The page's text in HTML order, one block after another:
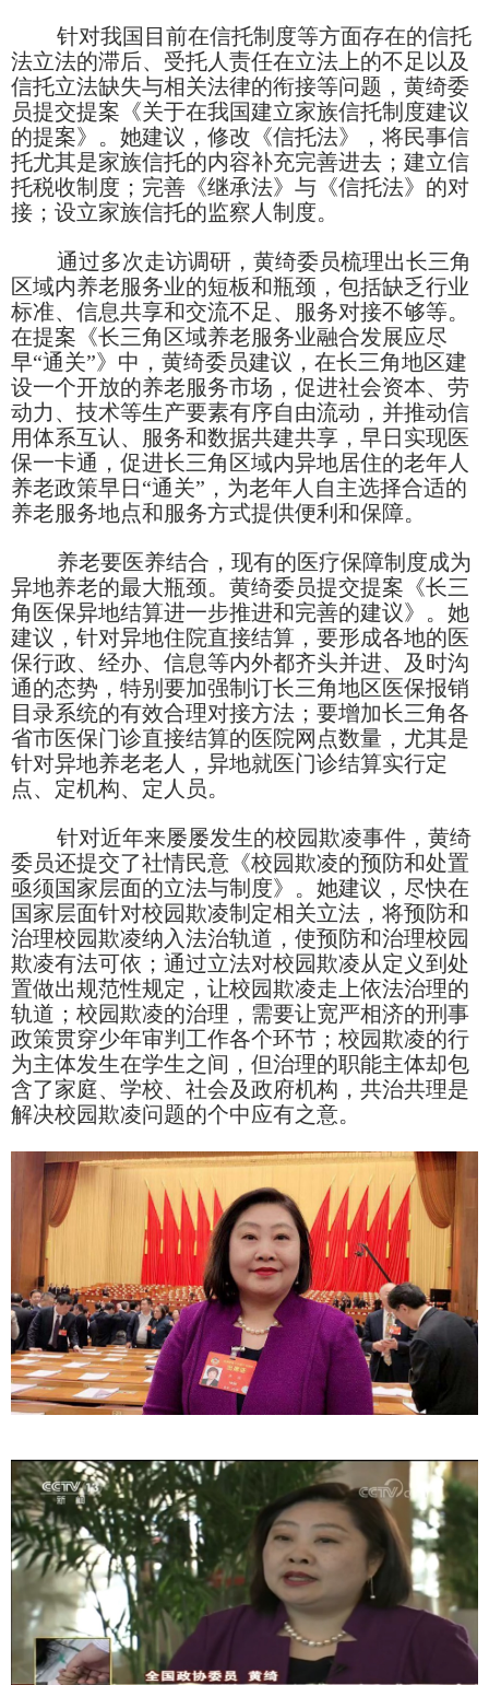
针对我国目前在信托制度等方面存在的信托
法立法的滞后、受托人责任在立法上的不足以及
信托立法缺失与相关法律的衔接等问题，黄绮委
员提交提案《关于在我国建立家族信托制度建议
的提案》。她建议，修改《信托法》，将民事信
托尤其是家族信托的内容补充完善进去；建立信
托税收制度；完善《继承法》与《信托法》的对
接；设立家族信托的监察人制度。
通过多次走访调研，黄绮委员梳理出长三角
区域内养老服务业的短板和瓶颈，包括缺乏行业
标准、信息共享和交流不足、服务对接不够等。
在提案《长三角区域养老服务业融合发展应尽
早“通关”》中，黄绮委员建议，在长三角地区建
设一个开放的养老服务市场，促进社会资本、劳
动力、技术等生产要素有序自由流动，并推动信
用体系互认、服务和数据共建共享，早日实现医
保一卡通，促进长三角区域内异地居住的老年人
养老政策早日“通关”，为老年人自主选择合适的
养老服务地点和服务方式提供便利和保障。
养老要医养结合，现有的医疗保障制度成为
异地养老的最大瓶颈。黄绮委员提交提案《长三
角医保异地结算进一步推进和完善的建议》。她
建议，针对异地住院直接结算，要形成各地的医
保行政、经办、信息等内外都齐头并进、及时沟
通的态势，特别要加强制订长三角地区医保报销
目录系统的有效合理对接方法；要增加长三角各
省市医保门诊直接结算的医院网点数量，尤其是
针对异地养老老人，异地就医门诊结算实行定
点、定机构、定人员。
针对近年来屡屡发生的校园欺凌事件，黄绮
委员还提交了社情民意《校园欺凌的预防和处置
亟须国家层面的立法与制度》。她建议，尽快在
国家层面针对校园欺凌制定相关立法，将预防和
治理校园欺凌纳入法治轨道，使预防和治理校园
欺凌有法可依；通过立法对校园欺凌从定义到处
置做出规范性规定，让校园欺凌走上依法治理的
轨道；校园欺凌的治理，需要让宽严相济的刑事
政策贯穿少年审判工作各个环节；校园欺凌的行
为主体发生在学生之间，但治理的职能主体却包
含了家庭、学校、社会及政府机构，共治共理是
解决校园欺凌问题的个中应有之意。